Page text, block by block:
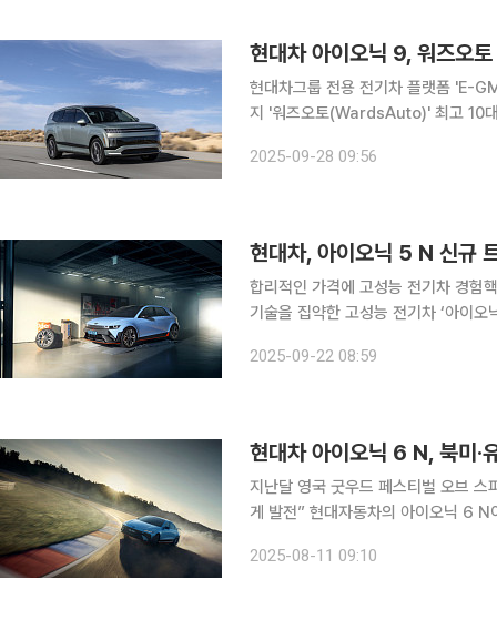
현대차그룹 전용 전기차 플랫폼 'E-
지 '워즈오토(WardsAuto)' 최고 10
2025-09-28 09:56
현대차, 아이오닉 5 N 신규
합리적인 가격에 고성능 전기차 경험핵심 사양 위
기술을 집약한 고성능 전기차 ‘아이오닉 5’
2025-09-22 08:59
현대차 아이오닉 6 N, 북미·
지난달 영국 굿우드 페스티벌 오브
게 발전” 현대자동차의 아이오닉 6 N이 지난달 영국에서 처음으로 공개된 후 북미, 유럽, 아시아 등
장을 이루며 전기차 시장 내에서도 새
2025-08-11 09:10